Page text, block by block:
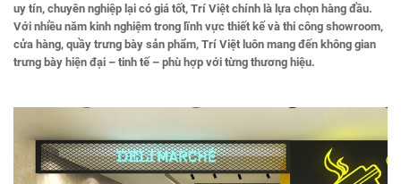
uy tín, chuyên nghiệp lại có giá tốt, Trí Việt chính là lựa chọn hàng đầu.
Với nhiều năm kinh nghiệm trong lĩnh vực thiết kế và thi công showroom,
cửa hàng, quầy trưng bày sản phẩm, Trí Việt luôn mang đến không gian
trưng bày hiện đại – tinh tế – phù hợp với từng thương hiệu.